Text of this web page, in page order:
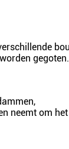
gegoten.
neemt om